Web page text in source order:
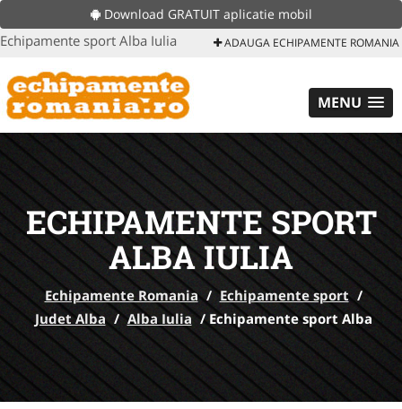
Download GRATUIT aplicatie mobil
Echipamente sport Alba Iulia ADAUGA ECHIPAMENTE ROMANIA
MENU
ECHIPAMENTE SPORT
ALBA IULIA
Echipamente Romania / Echipamente sport /
Judet Alba / Alba Iulia /Echipamente sport Alba